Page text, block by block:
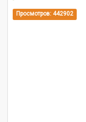
Просмотров: 442902